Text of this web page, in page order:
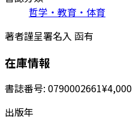
哲学・教育・体育
著者謹呈署名入 函有
在庫情報
書誌番号: 0790002661¥4,000
出版年